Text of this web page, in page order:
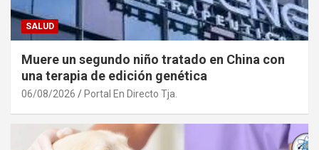
SALUD
Muere un segundo niño tratado en China con
una terapia de edición genética
06/08/2026 Portal En Directo Tja.